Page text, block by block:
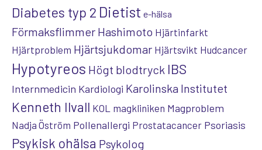
Diabetes typ 2 Dietist e-hälsa
Förmaksflimmer Hashimoto Hjärtinfarkt
Hjärtproblem Hjärtsjukdomar Hjärtsvikt Hudcancer
Hypotyreos Högt blodtryck IBS
Internmedicin Kardiologi Karolinska Institutet
Kenneth Ilvall KOL magkliniken Magproblem
Nadja Öström Pollenallergi Prostatacancer Psoriasis
Psykisk ohälsa Psykolog